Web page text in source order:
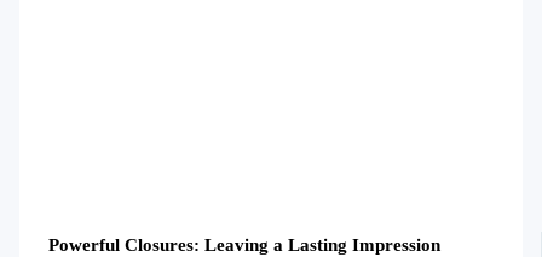
Powerful Closures: Leaving a Lasting Impression